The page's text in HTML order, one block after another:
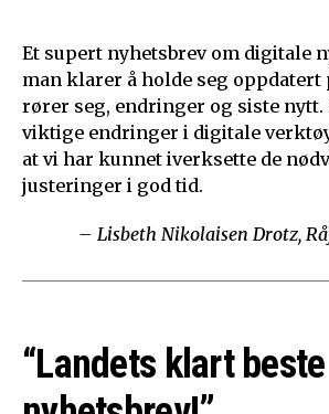
Et supert nyhetsbrev om digitale
man klarer å holde seg oppdatert
rører seg, endringer og siste nytt.
viktige endringer i digitale
at vi har kunnet iverksette de
justeringer i god tid.
– Lisbeth Nikolaisen Drotz,
“Landets klart beste